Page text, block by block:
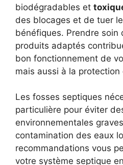
biodégradables et
des blocages et de tuer
bénéfiques. Prendre soin
produits adaptés
bon fonctionnement de
mais aussi à la protection
Les fosses septiques
particulière pour éviter
environnementales
contamination des eaux
recommandations vous
votre système septique